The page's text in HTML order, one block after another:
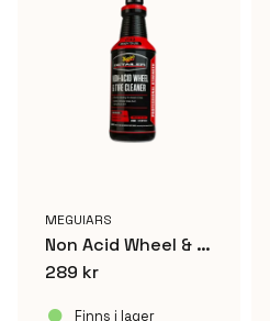
MEGUIARS
Non Acid Wheel & Tire Cleaner 18,9 L
289 kr
Finns i lager